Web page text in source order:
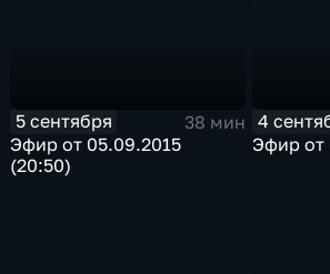
5 сентября
38 мин
Эфир от 05.09.2015
(20:50)
4
Эфир от